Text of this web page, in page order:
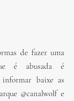
de fazer uma
é abusada é
baixe as
@canalwolf e